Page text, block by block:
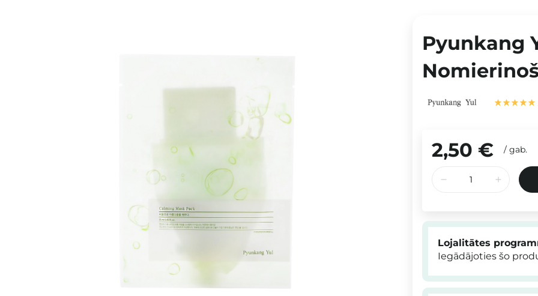
Pyunkang
2,50 € / gab.
Lojalitātes
Iegādājoties šo